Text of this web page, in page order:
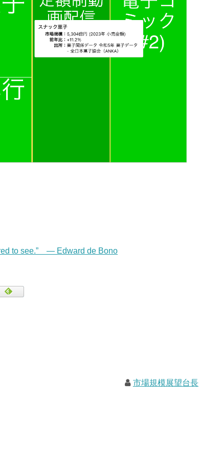
to see.” — Edward de Bono
市場規模展望台長